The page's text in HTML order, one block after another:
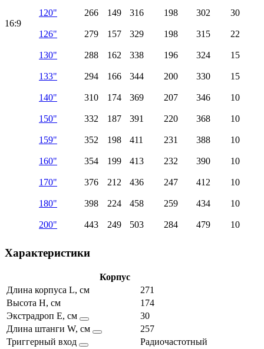
16:9
120" 266 149 316 198 302 30
126" 279 157 329 198 315 22
130" 288 162 338 196 324 15
133" 294 166 344 200 330 15
140" 310 174 369 207 346 10
150" 332 187 391 220 368 10
159" 352 198 411 231 388 10
160" 354 199 413 232 390 10
170" 376 212 436 247 412 10
180" 398 224 458 259 434 10
200" 443 249 503 284 479 10
Характеристики
Корпус
Длина корпуса L, см
271
Высота H, см
174
Экстрадроп E, см
30
Длина штанги W, см
257
Триггерный вход
Радиочастотный